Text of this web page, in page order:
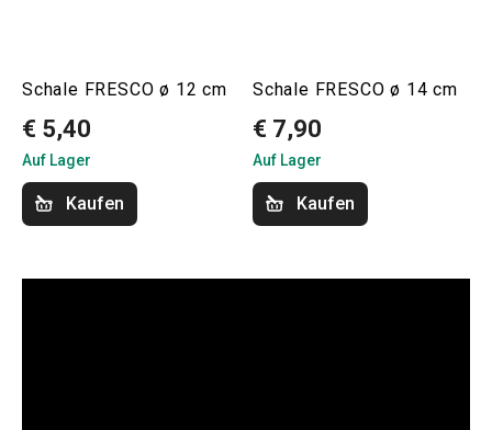
Schale FRESCO ø 12 cm
€ 5,40
Auf Lager
Kaufen
Schale FRESCO ø 14 cm
€ 7,90
Auf Lager
Kaufen